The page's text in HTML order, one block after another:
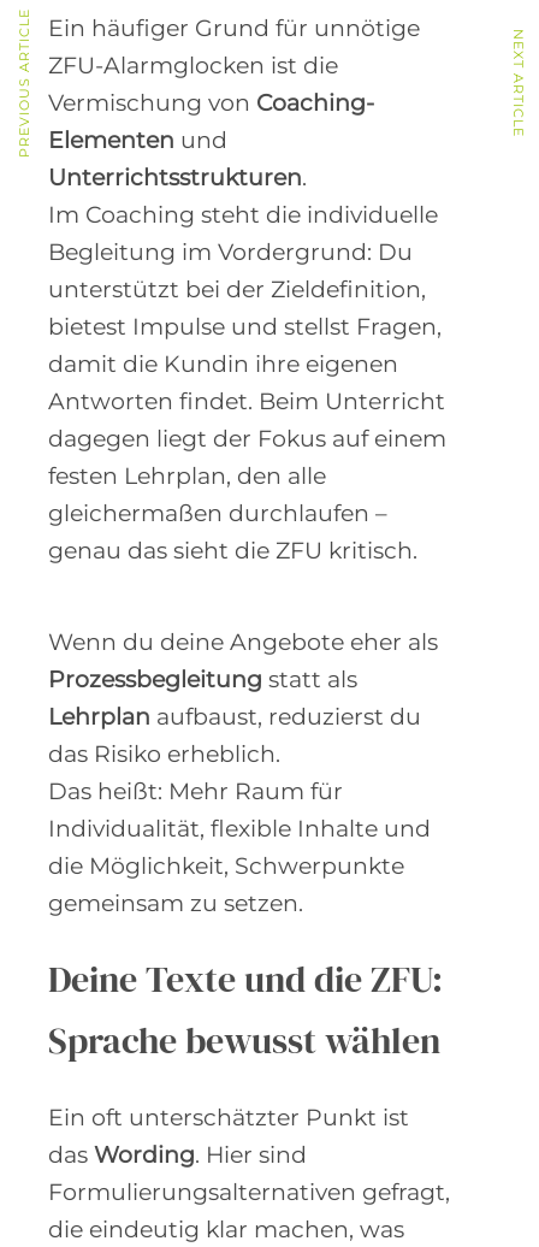
Ein häufiger Grund für unnötige
ZFU-Alarmglocken ist die
Vermischung von Coaching-
Elementen und
Unterrichtsstrukturen.
Im Coaching steht die individuelle
Begleitung im Vordergrund: Du
unterstützt bei der Zieldefinition,
bietest Impulse und stellst Fragen,
damit die Kundin ihre eigenen
Antworten findet. Beim Unterricht
dagegen liegt der Fokus auf einem
festen Lehrplan, den alle
gleichermaßen durchlaufen –
genau das sieht die ZFU kritisch.
Wenn du deine Angebote eher als
Prozessbegleitung statt als
Lehrplan aufbaust, reduzierst du
das Risiko erheblich.
Das heißt: Mehr Raum für
Individualität, flexible Inhalte und
die Möglichkeit, Schwerpunkte
gemeinsam zu setzen.
Deine Texte und die ZFU:
Sprache bewusst wählen
Ein oft unterschätzter Punkt ist
das Wording. Hier sind
Formulierungsalternativen gefragt,
die eindeutig klar machen, was
PREVIOUS ARTICLE NEXT ARTICLE